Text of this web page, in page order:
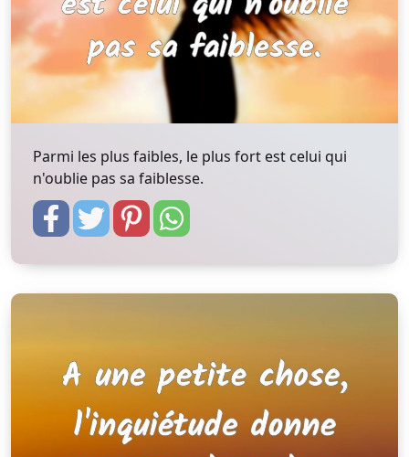
Parmi les plus faibles, le plus fort est celui qui
n'oublie pas sa faiblesse.